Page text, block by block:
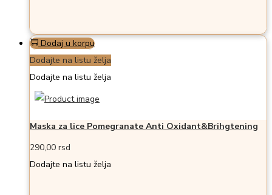
Dodaj u korpu
Dodajte na listu želja
Dodajte na listu želja
Maska za lice Pomegranate Anti Oxidant&Brihgtening
290,00 rsd
Dodajte na listu želja